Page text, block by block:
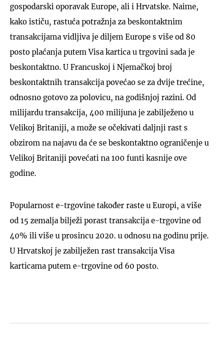
gospodarski oporavak Europe, ali i Hrvatske. Naime,
kako ističu, rastuća potražnja za beskontaktnim
transakcijama vidljiva je diljem Europe s više od 80
posto plaćanja putem Visa kartica u trgovini sada je
beskontaktno. U Francuskoj i Njemačkoj broj
beskontaktnih transakcija povećao se za dvije trećine,
odnosno gotovo za polovicu, na godišnjoj razini. Od
milijardu transakcija, 400 milijuna je zabilježeno u
Velikoj Britaniji, a može se očekivati daljnji rast s
obzirom na najavu da će se beskontaktno ograničenje u
Velikoj Britaniji povećati na 100 funti kasnije ove
godine.
Popularnost e-trgovine također raste u Europi, a više
od 15 zemalja bilježi porast transakcija e-trgovine od
40% ili više u prosincu 2020. u odnosu na godinu prije.
U Hrvatskoj je zabilježen rast transakcija Visa
karticama putem e-trgovine od 60 posto.